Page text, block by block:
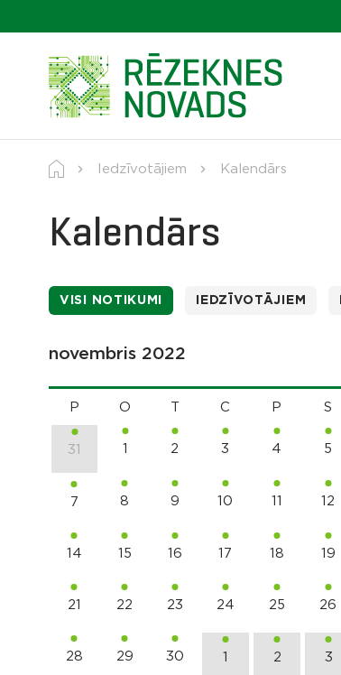
Iedzīvotājiem Kalendārs
Kalendārs
VISI NOTIKUMI IEDZĪVOTĀJIEM
novembris 2022
P O C P S
31 1 2 3 4 5
7 8 9 10 11 12
14 15 16 17 18 19
21 22 23 24 25 26
28 29 30 1 2 3